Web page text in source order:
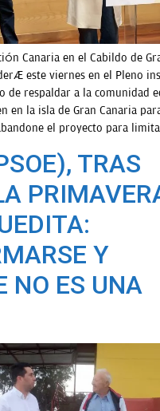
Canaria en el Cabildo de
este viernes en el Pleno
de respaldar a la comunidad
en la isla de Gran Canaria
el proyecto para
TRAS
Y
NO ES UNA